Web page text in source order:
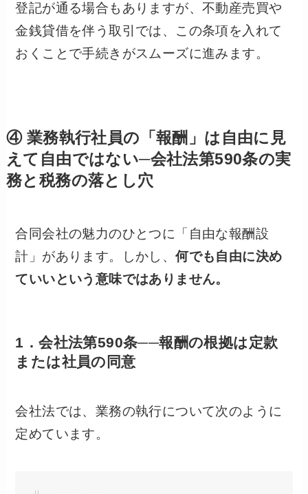
登記が通る場合もありますが、不動産売買や
金銭貸借を伴う取引では、この条項を入れて
おくことで手続きがスムーズに進みます。
④ 業務執行社員の「報酬」は自由に見
えて自由ではない─会社法第590条の実
務と税務の落とし穴
合同会社の魅力のひとつに「自由な報酬設
計」があります。しかし、何でも自由に決め
ていいという意味ではありません。
1．会社法第590条──報酬の根拠は定款
または社員の同意
会社法では、業務の執行について次のように
定めています。